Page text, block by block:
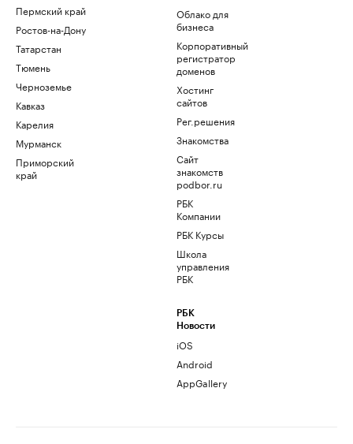
Пермский край
Ростов-на-Дону
Татарстан
Тюмень
Черноземье
Кавказ
Карелия
Мурманск
Приморский
край
Облако для
бизнеса
Корпоративный
регистратор
доменов
Хостинг
сайтов
Рег.решения
Знакомства
Сайт
знакомств
podbor.ru
РБК
Компании
РБК Курсы
Школа
управления
РБК
РБК
Новости
iOS
Android
AppGallery